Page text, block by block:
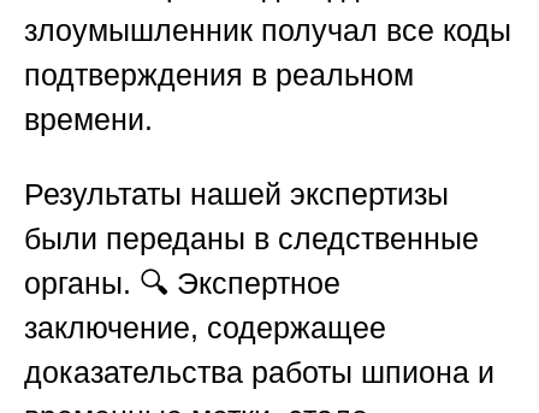
злоумышленник получал все коды
подтверждения в реальном
времени.
Результаты нашей экспертизы
были переданы в следственные
органы. 🔍 Экспертное
заключение, содержащее
доказательства работы шпиона и